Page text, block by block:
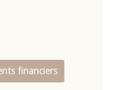
financiers